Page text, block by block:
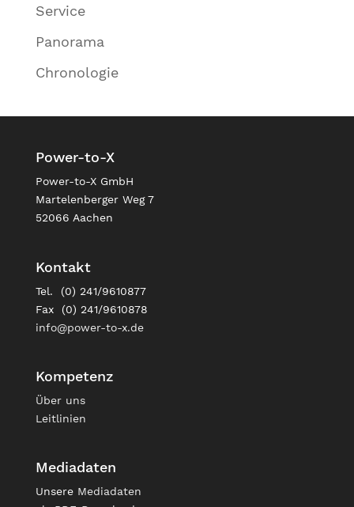
Service
Panorama
Chronologie
Power-to-X
Power-to-X GmbH
Martelenberger Weg 7
52066 Aachen
Kontakt
Tel. (0) 241/9610877
Fax (0) 241/9610878
info@power-to-x.de
Kompetenz
Über uns
Leitlinien
Mediadaten
Unsere Mediadaten